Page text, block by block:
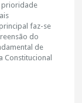
prioridade
faz-se
do
de
Constitucional